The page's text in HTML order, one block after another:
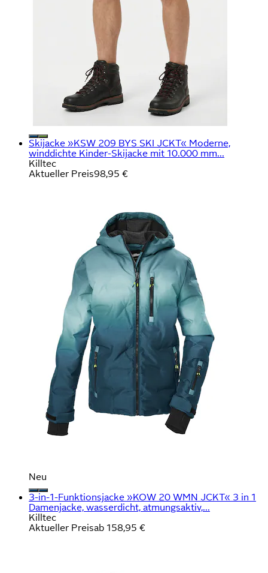
Skijacke »KSW 209 BYS SKI JCKT« Moderne,
winddichte Kinder-Skijacke mit 10.000 mm...
Killtec
Aktueller Preis98,95 €
Neu
3-in-1-Funktionsjacke »KOW 20 WMN JCKT« 3 in 1
Damenjacke, wasserdicht, atmungsaktiv,...
Killtec
Aktueller Preisab 158,95 €